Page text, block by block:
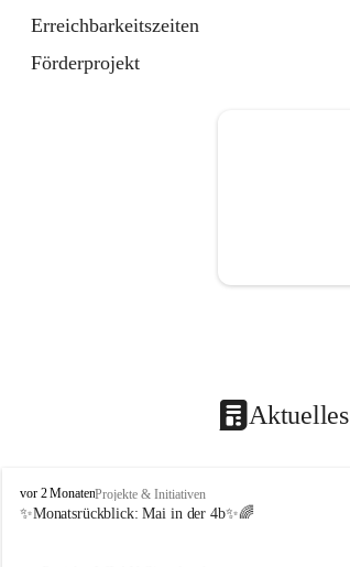
Erreichbarkeitszeiten
Förderprojekt
Aktuelles
V
o
vor 2 MonatenProjekte & Initiativen
✨Monatsrückblick: Mai in der 4b✨🌈